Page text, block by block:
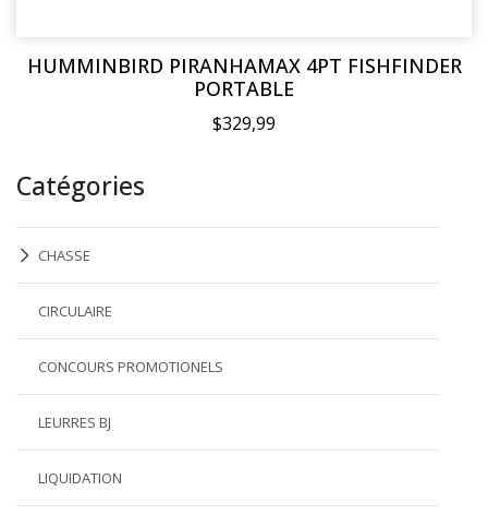
Catégories
CHASSE
CIRCULAIRE
CONCOURS PROMOTIONELS
LEURRES BJ
LIQUIDATION
HUMMINBIRD PIRANHAMAX 4PT FISHFINDER
PORTABLE
$329,99